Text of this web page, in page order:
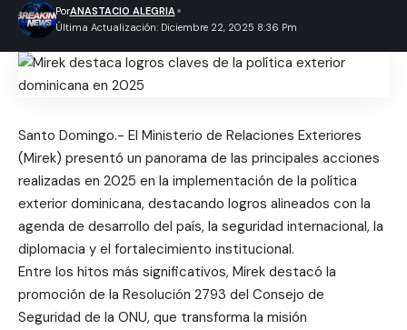
Última Actualización: Diciembre 22, 2025 8:36 Pm
PorANASTACIO ALEGRIA
Santo Domingo.- El Ministerio de Relaciones Exteriores
(Mirek) presentó un panorama de las principales acciones
realizadas en 2025 en la implementación de la política
exterior dominicana, destacando logros alineados con la
agenda de desarrollo del país, la seguridad internacional, la
diplomacia y el fortalecimiento institucional.
Entre los hitos más significativos, Mirek destacó la
promoción de la Resolución 2793 del Consejo de
Seguridad de la ONU, que transforma la misión